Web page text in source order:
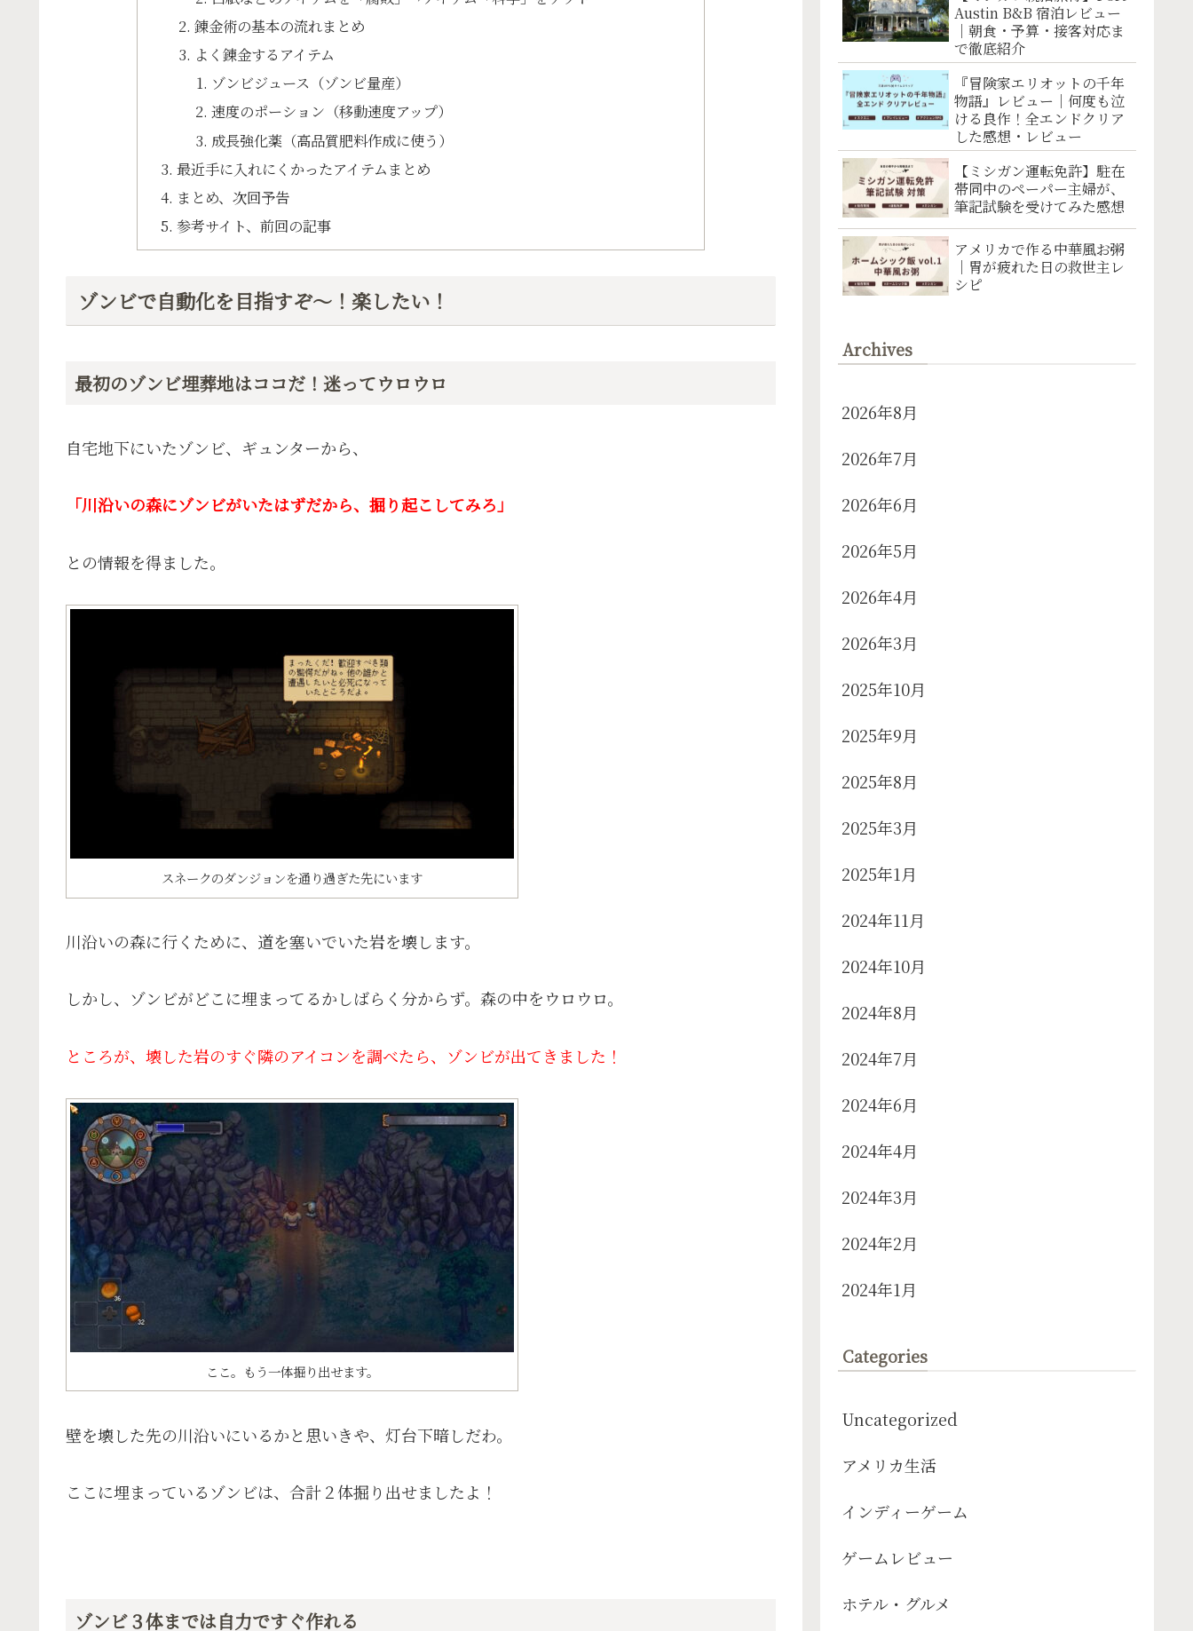
錬金術の基本の流れまとめ
よく錬金するアイテム
ゾンビジュース（ゾンビ量産）
速度のポーション（移動速度アップ）
成長強化薬（高品質肥料作成に使う）
最近手に入れにくかったアイテムまとめ
まとめ、次回予告
参考サイト、前回の記事
ゾンビで自動化を目指すぞ〜！楽したい！
最初のゾンビ埋葬地はココだ！迷ってウロウロ
自宅地下にいたゾンビ、ギュンターから、
「川沿いの森にゾンビがいたはずだから、掘り起こしてみろ」
との情報を得ました。
スネークのダンジョンを通り過ぎた先にいます
川沿いの森に行くために、道を塞いでいた岩を壊します。
しかし、ゾンビがどこに埋まってるかしばらく分からず。森の中をウロウロ。
ところが、壊した岩のすぐ隣のアイコンを調べたら、ゾンビが出てきました！
ここ。もう一体掘り出せます。
壁を壊した先の川沿いにいるかと思いきや、灯台下暗しだわ。
ここに埋まっているゾンビは、合計２体掘り出せましたよ！
ゾンビ３体までは自力ですぐ作れる
Austin B&B 宿泊レビュー
｜朝食・予算・接客対応ま
で徹底紹介
『冒険家エリオットの千年
物語』レビュー｜何度も泣
ける良作！全エンドクリア
した感想・レビュー
【ミシガン運転免許】駐在
帯同中のペーパー主婦が、
筆記試験を受けてみた感想
アメリカで作る中華風お粥
｜胃が疲れた日の救世主レ
シピ
Archives
2026年8月
2026年7月
2026年6月
2026年5月
2026年4月
2026年3月
2025年10月
2025年9月
2025年8月
2025年3月
2025年1月
2024年11月
2024年10月
2024年8月
2024年7月
2024年6月
2024年4月
2024年3月
2024年2月
2024年1月
Categories
Uncategorized
アメリカ生活
インディーゲーム
ゲームレビュー
ホテル・グルメ